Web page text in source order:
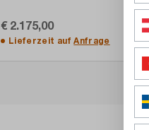
€ 2.175,00
Lieferzeit aufAnfrage
In den